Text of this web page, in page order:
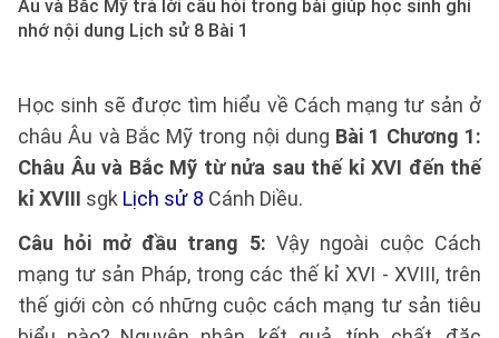
Âu và Bắc Mỹ trả lời câu hỏi trong bài giúp học sinh ghi
nhớ nội dung Lịch sử 8 Bài 1
Học sinh sẽ được tìm hiểu về Cách mạng tư sản ở
châu Âu và Bắc Mỹ trong nội dung Bài 1 Chương 1:
Châu Âu và Bắc Mỹ từ nửa sau thế kỉ XVI đến thế
kỉ XVIII sgk Lịch sử 8 Cánh Diều.
Câu hỏi mở đầu trang 5: Vậy ngoài cuộc Cách
mạng tư sản Pháp, trong các thế kỉ XVI - XVIII, trên
thế giới còn có những cuộc cách mạng tư sản tiêu